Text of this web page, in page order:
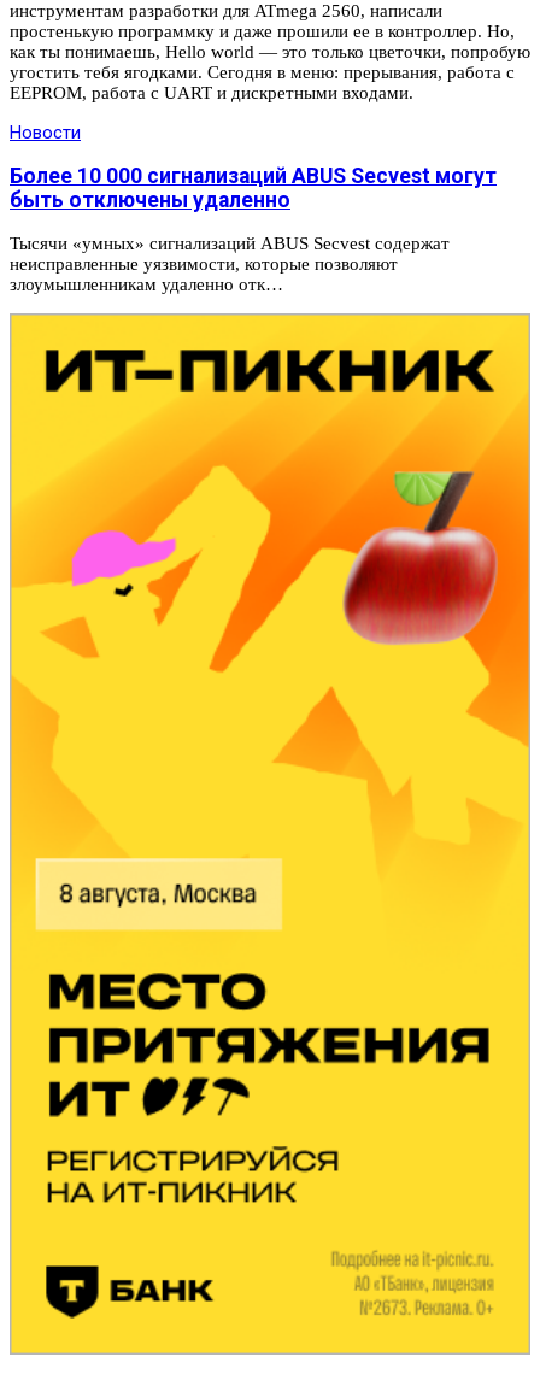
инструментам разработки для ATmega 2560, написали
простенькую программку и даже прошили ее в контроллер. Но,
как ты понимаешь, Hello world — это только цветочки, попробую
угостить тебя ягодками. Сегодня в меню: прерывания, работа с
EEPROM, работа с UART и дискретными входами.
Новости
Более 10 000 сигнализаций ABUS Secvest могут
быть отключены удаленно
Тысячи «умных» сигнализаций ABUS Secvest содержат
неисправленные уязвимости, которые позволяют
злоумышленникам удаленно отк…